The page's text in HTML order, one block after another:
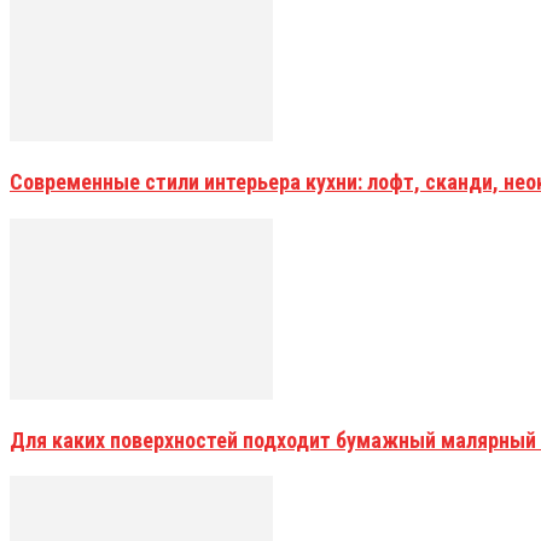
Современные стили интерьера кухни: лофт, сканди,
Для каких поверхностей подходит бумажный малярный